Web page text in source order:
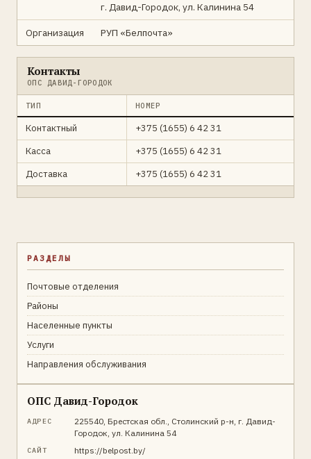
г. Давид-Городок, ул. Калинина 54
Организация РУП «Белпочта»
Контакты
ОПС ДАВИД-ГОРОДОК
ТИП НОМЕР
Контактный
+375 (1655) 6 42 31
Касса
+375 (1655) 6 42 31
Доставка
+375 (1655) 6 42 31
РАЗДЕЛЫ
Почтовые отделения
Районы
Населенные пункты
Услуги
Направления обслуживания
ОПС Давид-Городок
АДРЕС
225540, Брестская обл., Столинский р-н, г. Давид-
Городок, ул. Калинина 54
САЙТ https://belpost.by/